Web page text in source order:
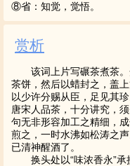
⑧省：知觉，觉悟。
赏析
该词上片写碾茶煮茶。
茶饼，然后以蜡封之，盖
以少许分赐从臣，足见其
唐宋人品茶，十分讲究，
句无非形容加工之精细，
煎之，一时水沸如松涛之
已清神醒酒了。
换头处以“味浓香永”承